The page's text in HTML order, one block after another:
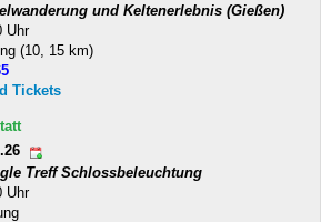
und Keltenerlebnis (Gießen)
Uhr
(10, 15 km)
Tickets
Treff Schlossbeleuchtung
Uhr